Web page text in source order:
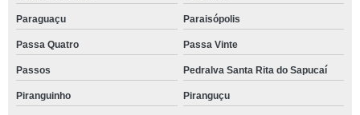
Paraguaçu Paraisópolis
Passa Quatro Passa Vinte
Passos Pedralva Santa Rita do Sapucaí
Piranguinho Piranguçu